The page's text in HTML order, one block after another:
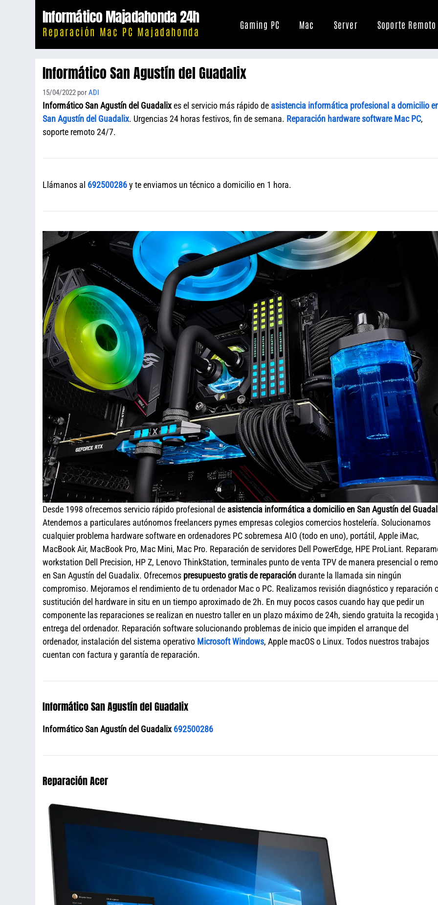
Informático Majadahonda 24h
Reparación Mac PC Majadahonda
Gaming PC Mac Server Soporte Remoto
Informático San Agustín del Guadalix
15/04/2022 porADI
Informático San Agustín del Guadalixes el servicio más rápido de asistencia informática profesional a domicilio
San Agustín del Guadalix. Urgencias 24 horas festivos, fin de semana. Reparación hardware software Mac PC,
soporte remoto 24/7.
Llámanos al 692500286y te enviamos un técnico a domicilio en 1 hora.
Desde 1998 ofrecemos servicio rápido profesional de asistencia informática a domicilio en San Agustín del
Atendemos a particulares autónomos freelancers pymes empresas colegios comercios hostelería. Solucionamos
cualquier problema hardware software en ordenadores PC sobremesa AIO (todo en uno), portátil, Apple iMac,
MacBook Air, MacBook Pro, Mac Mini, Mac Pro. Reparación de servidores Dell PowerEdge, HPE ProLiant.
workstation Dell Precision, HP Z, Lenovo ThinkStation, terminales punto de venta TPV de manera presencial o
en San Agustín del Guadalix. Ofrecemos presupuesto gratis de reparacióndurante la llamada sin ningún
compromiso. Mejoramos el rendimiento de tu ordenador Mac o PC. Realizamos revisión diagnóstico y reparación
sustitución del hardware in situ en un tiempo aproximado de 2h. En muy pocos casos cuando hay que pedir un
componente las reparaciones se realizan en nuestro taller en un plazo máximo de 24h, siendo gratuita la recogida
entrega del ordenador. Reparación software solucionando problemas de inicio que impiden el arranque del
ordenador, instalación del sistema operativo Microsoft Windows, Apple macOS o Linux. Todos nuestros trabajos
cuentan con factura y garantía de reparación.
Informático San Agustín del Guadalix
Informático San Agustín del Guadalix 692500286
Reparación Acer